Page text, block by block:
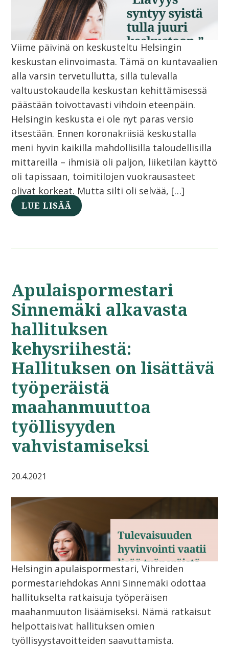
Viime päivinä on keskusteltu Helsingin
keskustan elinvoimasta. Tämä on kuntavaalien
alla varsin tervetullutta, sillä tulevalla
valtuustokaudella keskustan kehittämisessä
päästään toivottavasti vihdoin eteenpäin.
Helsingin keskusta ei ole nyt paras versio
itsestään. Ennen koronakriisiä keskustalla
meni hyvin kaikilla mahdollisilla taloudellisilla
mittareilla – ihmisiä oli paljon, liiketilan käyttö
oli tapissaan, toimitilojen vuokrausasteet
olivat korkeat. Mutta silti oli selvää, […]
LUE LISÄÄ
Apulaispormestari
Sinnemäki alkavasta
hallituksen
kehysriihestä:
Hallituksen on lisättävä
työperäistä
maahanmuuttoa
työllisyyden
vahvistamiseksi
20.4.2021
Helsingin apulaispormestari, Vihreiden
pormestariehdokas Anni Sinnemäki odottaa
hallitukselta ratkaisuja työperäisen
maahanmuuton lisäämiseksi. Nämä ratkaisut
helpottaisivat hallituksen omien
työllisyystavoitteiden saavuttamista.